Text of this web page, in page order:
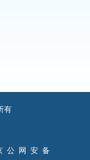
有
公网安备